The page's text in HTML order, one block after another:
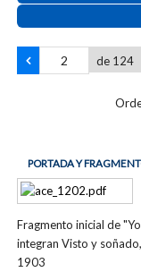
de 124
PORTADA Y
Fragmento inicial de
integran Visto y
1903